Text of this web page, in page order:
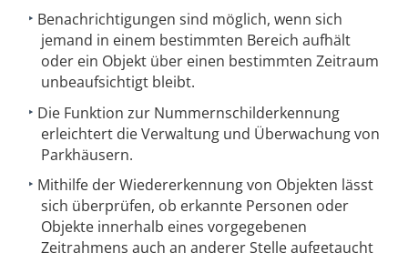
Benachrichtigungen sind möglich, wenn sich
jemand in einem bestimmten Bereich aufhält
oder ein Objekt über einen bestimmten Zeitraum
unbeaufsichtigt bleibt.
Die Funktion zur Nummernschilderkennung
erleichtert die Verwaltung und Überwachung von
Parkhäusern.
Mithilfe der Wiedererkennung von Objekten lässt
sich überprüfen, ob erkannte Personen oder
Objekte innerhalb eines vorgegebenen
Zeitrahmens auch an anderer Stelle aufgetaucht